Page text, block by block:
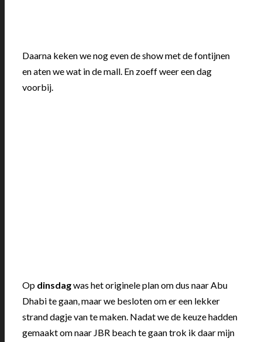
Daarna keken we nog even de show met de fontijnen
en aten we wat in de mall. En zoeff weer een dag
voorbij.
Op dinsdagwas het originele plan om dus naar Abu
Dhabi te gaan, maar we besloten om er een lekker
strand dagje van te maken. Nadat we de keuze hadden
gemaakt om naar JBR beach te gaan trok ik daar mijn